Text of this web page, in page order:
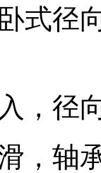
式径
，径
，轴